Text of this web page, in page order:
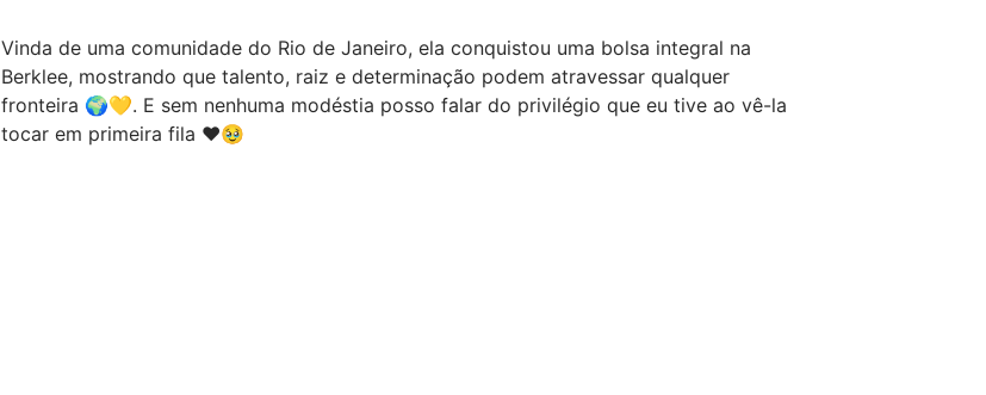
Vinda de uma comunidade do Rio de Janeiro, ela conquistou uma bolsa integral na
Berklee, mostrando que talento, raiz e determinação podem atravessar qualquer
fronteira 🌍💛. E sem nenhuma modéstia posso falar do privilégio que eu tive ao vê-la
tocar em primeira fila ❤️🥹